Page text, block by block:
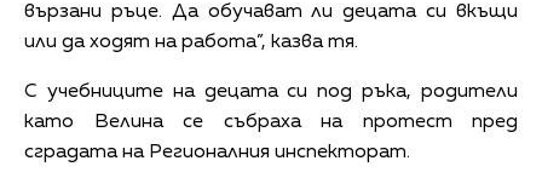
вързани ръце. Да обучават ли децата си вкъщи
или да ходят на работа”, казва тя.
С учебниците на децата си под ръка, родители
като Велина се събраха на протест пред
сградата на Регионалния инспекторат.